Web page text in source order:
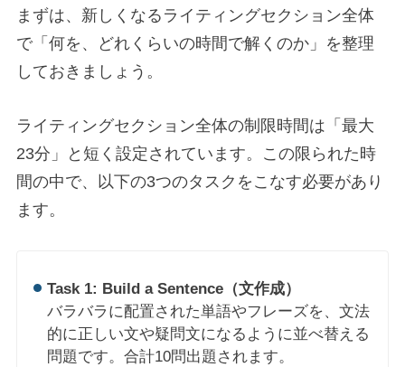
まずは、新しくなるライティングセクション全体
で「何を、どれくらいの時間で解くのか」を整理
しておきましょう。
ライティングセクション全体の制限時間は「最大
23分」と短く設定されています。この限られた時
間の中で、以下の3つのタスクをこなす必要があり
ます。
Task 1: Build a Sentence（文作成）
バラバラに配置された単語やフレーズを、文法
的に正しい文や疑問文になるように並べ替える
問題です。合計10問出題されます。